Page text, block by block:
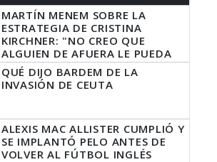
MARTÍN MENEM SOBRE LA
ESTRATEGIA DE CRISTINA
KIRCHNER: "NO CREO QUE
ALGUIEN DE AFUERA LE PUEDA
DECIR A LA JUSTICIA LO QUE
TIENE QUE HACER"
QUÉ DIJO BARDEM DE LA
INVASIÓN DE CEUTA
ALEXIS MAC ALLISTER CUMPLIÓ Y
SE IMPLANTÓ PELO ANTES DE
VOLVER AL FÚTBOL INGLÉS